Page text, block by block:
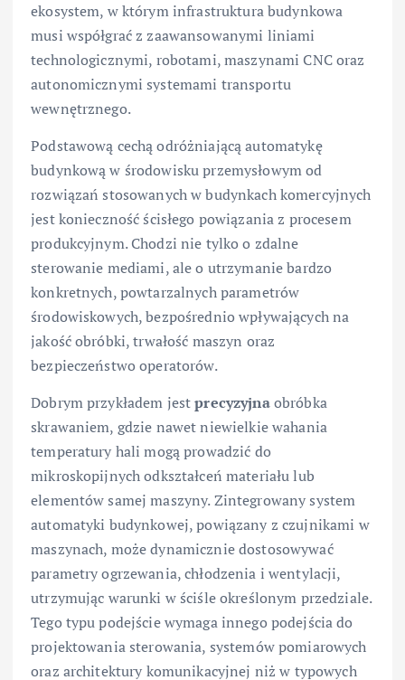
ekosystem, w którym infrastruktura budynkowa
musi współgrać z zaawansowanymi liniami
technologicznymi, robotami, maszynami CNC oraz
autonomicznymi systemami transportu
wewnętrznego.
Podstawową cechą odróżniającą automatykę
budynkową w środowisku przemysłowym od
rozwiązań stosowanych w budynkach komercyjnych
jest konieczność ścisłego powiązania z procesem
produkcyjnym. Chodzi nie tylko o zdalne
sterowanie mediami, ale o utrzymanie bardzo
konkretnych, powtarzalnych parametrów
środowiskowych, bezpośrednio wpływających na
jakość obróbki, trwałość maszyn oraz
bezpieczeństwo operatorów.
Dobrym przykładem jestprecyzyjnaobróbka
skrawaniem, gdzie nawet niewielkie wahania
temperatury hali mogą prowadzić do
mikroskopijnych odkształceń materiału lub
elementów samej maszyny. Zintegrowany system
automatyki budynkowej, powiązany z czujnikami w
maszynach, może dynamicznie dostosowywać
parametry ogrzewania, chłodzenia i wentylacji,
utrzymując warunki w ściśle określonym przedziale.
Tego typu podejście wymaga innego podejścia do
projektowania sterowania, systemów pomiarowych
oraz architektury komunikacyjnej niż w typowych